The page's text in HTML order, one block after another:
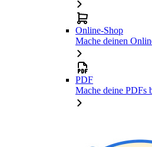
Online-Shop
Mache deinen
PDF
Mache deine PDFs